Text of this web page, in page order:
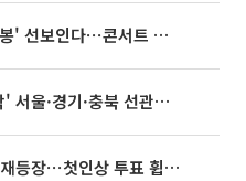
빅뱅, 20주년 기념 '새 뱅봉' 선보인다⋯콘서트 앞두고 팝업 개최
·충북 선관위 등 추가 압수수색
‘나솔사계’ 국화, 결별 후 재등장⋯첫인상 투표 휩쓸고 ‘인기녀’ 등극